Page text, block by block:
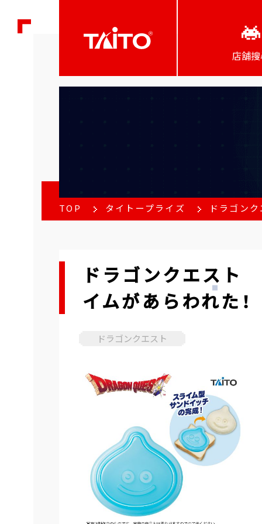
店舖
TOP タイトープライズ ドラゴン
ドラゴンクエス
イムがあらわれた！
ドラゴンクエスト